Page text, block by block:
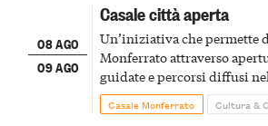
08 AGO
09 AGO
Casale città aperta
Un’iniziativa che permette
Monferrato attraverso
guidate e percorsi diffusi
Casale Monferrato Cultura &